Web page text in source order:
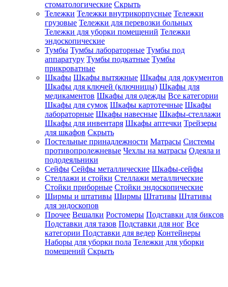
стоматологические Скрыть
Тележки Тележки внутрикорпусные Тележки
грузовые Тележки для перевозки больных
Тележки для уборки помещений Тележки
эндоскопические
Тумбы Тумбы лабораторные Тумбы под
аппаратуру Тумбы подкатные Тумбы
прикроватные
Шкафы Шкафы вытяжные Шкафы для документов
Шкафы для ключей (ключницы) Шкафы для
медикаментов Шкафы для одежды Все категории
Шкафы для сумок Шкафы картотечные Шкафы
лабораторные Шкафы навесные Шкафы-стеллажи
Шкафы для инвентаря Шкафы аптечки Трейзеры
для шкафов Скрыть
Постельные принадлежности Матрасы Системы
противопролежневые Чехлы на матрасы Одеяла и
пододеяльники
Сейфы Сейфы металлические Шкафы-сейфы
Стеллажи и стойки Стеллажи металлические
Стойки приборные Стойки эндоскопические
Ширмы и штативы Ширмы Штативы Штативы
для эндоскопов
Прочее Вешалки Ростомеры Подставки для биксов
Подставки для тазов Подставки для ног Все
категории Подставки для ведер Контейнеры
Наборы для уборки пола Тележки для уборки
помещений Скрыть